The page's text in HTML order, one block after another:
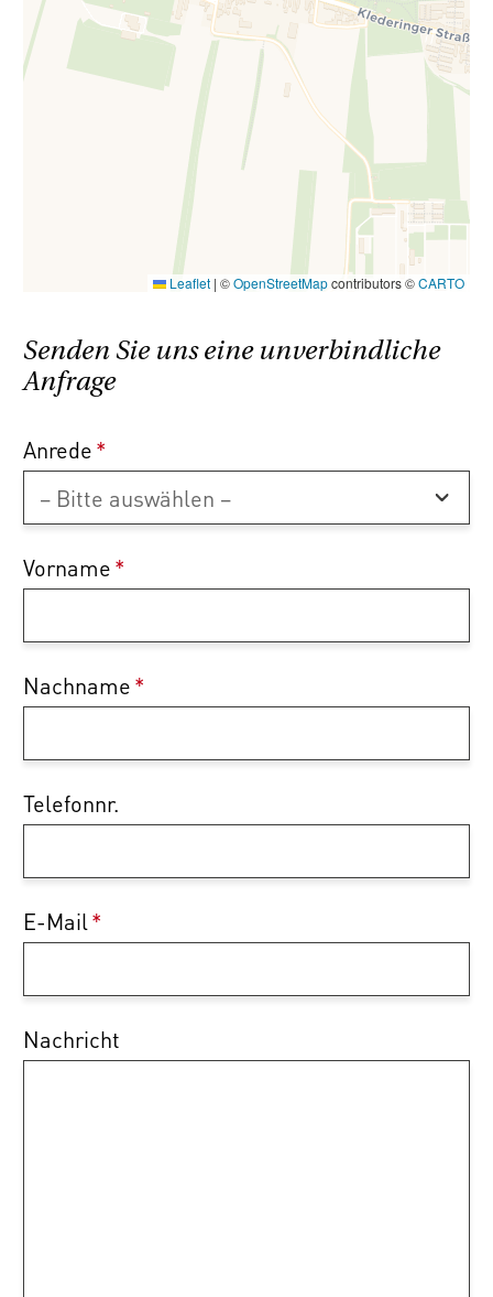
Leaflet | ©OpenStreetMapcontributors ©CARTO
Senden Sie uns eine unverbindliche
Anfrage
Anrede*
Vorname*
Nachname*
Telefonnr.
E-Mail*
Nachricht